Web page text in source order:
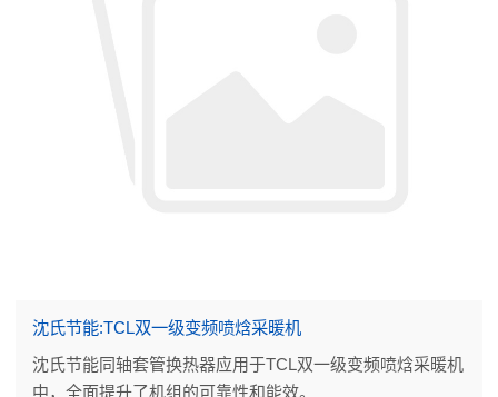
沈氏节能:TCL双一级变频喷焓采暖机
沈氏节能同轴套管换热器应用于TCL双一级变频喷焓采暖机
中，全面提升了机组的可靠性和能效。